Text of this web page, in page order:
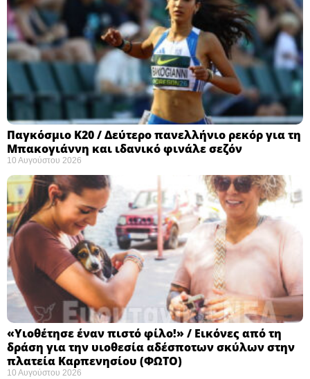
Παγκόσμιο Κ20 / Δεύτερο πανελλήνιο ρεκόρ για τη
Μπακογιάννη και ιδανικό φινάλε σεζόν
10 Αυγούστου 2026
«Υιοθέτησε έναν πιστό φίλο!» / Εικόνες από τη
δράση για την υιοθεσία αδέσποτων σκύλων στην
πλατεία Καρπενησίου (ΦΩΤΟ)
10 Αυγούστου 2026